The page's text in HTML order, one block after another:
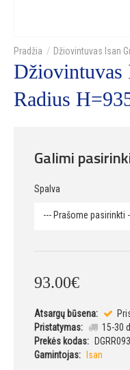
Džiovintuvas Isan
Džiovintuvas
Radius
Galimi
Spalva
93.00€
Atsargų būsena:
Pristatymas:
15-30
Prekės kodas:
Gamintojas:
Isan